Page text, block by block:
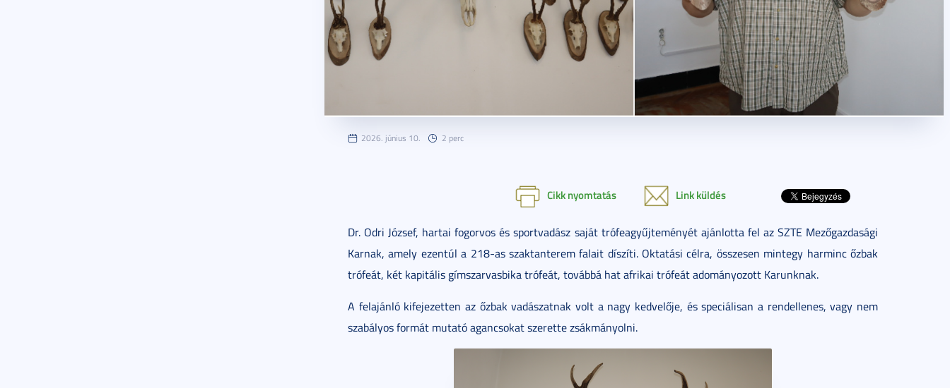
2026. június 10. 2 perc
Cikk nyomtatás Link küldés
Dr. Odri József, hartai fogorvos és sportvadász saját trófeagyűjteményét ajánlotta fel az SZTE Mezőgazdasági
Karnak, amely ezentúl a 218-as szaktanterem falait díszíti. Oktatási célra, összesen mintegy harminc őzbak
trófeát, két kapitális gímszarvasbika trófeát, továbbá hat afrikai trófeát adományozott Karunknak.
A felajánló kifejezetten az őzbak vadászatnak volt a nagy kedvelője, és speciálisan a rendellenes, vagy nem
szabályos formát mutató agancsokat szerette zsákmányolni.